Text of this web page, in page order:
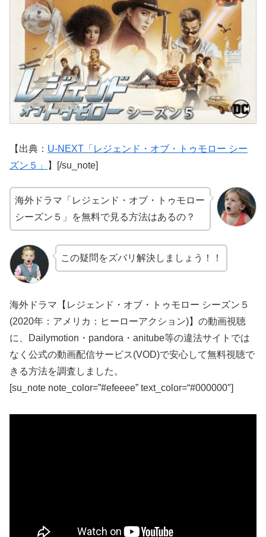
【出典： U-NEXT「レジェンド・オブ・トゥモロー シー
ズン５」
】[/su_note]
海外ドラマ「レジェンド・オブ・トゥモロー
シーズン５」を無料で見る方法はあるの？
この疑問をズバリ解決しましょう！！
海外ドラマ【レジェンド・オブ・トゥモロー シーズン５
(2020年：アメリカ：ヒーローアクション)】の動画視聴
に、Dailymotion・pandora・anitube等の違法サイトでは
なく公式の動画配信サービス(VOD)で安心して無料視聴で
きる方法を調査しました。
[su_note note_color=”#efeeee” text_color=“#000000″]